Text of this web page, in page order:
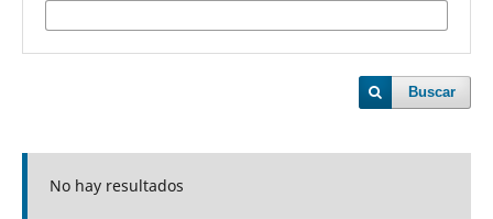
Buscar
No hay resultados